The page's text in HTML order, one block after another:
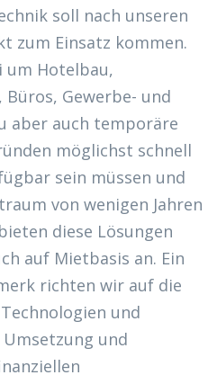
soll nach unseren
zum Einsatz kommen.
um Hotelbau,
Gewerbe- und
aber auch temporäre
möglichst schnell
sein müssen und
von wenigen Jahren
diese Lösungen
auf Mietbasis an. Ein
richten wir auf die
und
und